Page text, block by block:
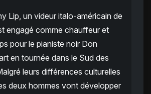
Lip, un videur italo-américain de
engagé comme chauffeur et
pour le pianiste noir Don
en tournée dans le Sud des
leurs différences culturelles
deux hommes vont développer